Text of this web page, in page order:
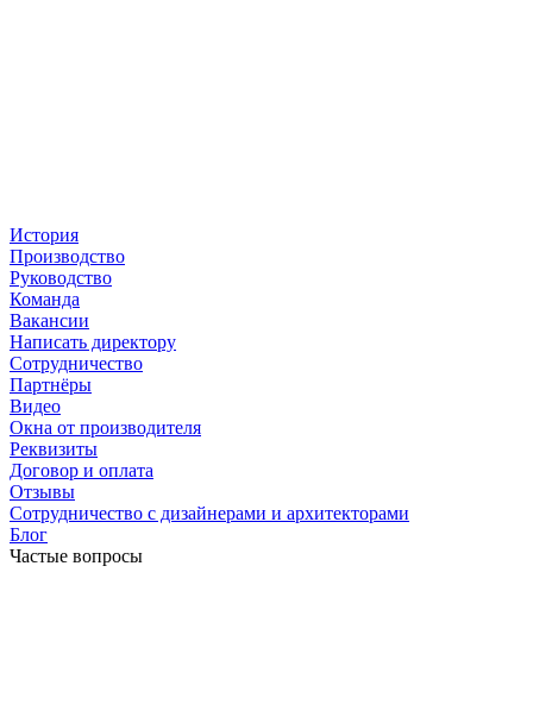
История
Производство
Руководство
Команда
Вакансии
Написать директору
Сотрудничество
Партнёры
Видео
Окна от производителя
Реквизиты
Договор и оплата
Отзывы
Сотрудничество с дизайнерами и архитекторами
Блог
Частые вопросы